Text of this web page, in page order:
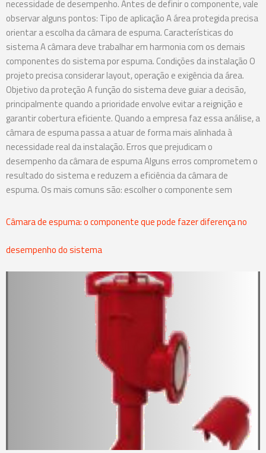
necessidade de desempenho. Antes de definir o componente, vale
observar alguns pontos: Tipo de aplicação A área protegida precisa
orientar a escolha da câmara de espuma. Características do
sistema A câmara deve trabalhar em harmonia com os demais
componentes do sistema por espuma. Condições da instalação O
projeto precisa considerar layout, operação e exigência da área.
Objetivo da proteção A função do sistema deve guiar a decisão,
principalmente quando a prioridade envolve evitar a reignição e
garantir cobertura eficiente. Quando a empresa faz essa análise, a
câmara de espuma passa a atuar de forma mais alinhada à
necessidade real da instalação. Erros que prejudicam o
desempenho da câmara de espuma Alguns erros comprometem o
resultado do sistema e reduzem a eficiência da câmara de
espuma. Os mais comuns são: escolher o componente sem
Câmara de espuma: o componente que pode fazer diferença no
desempenho do sistema